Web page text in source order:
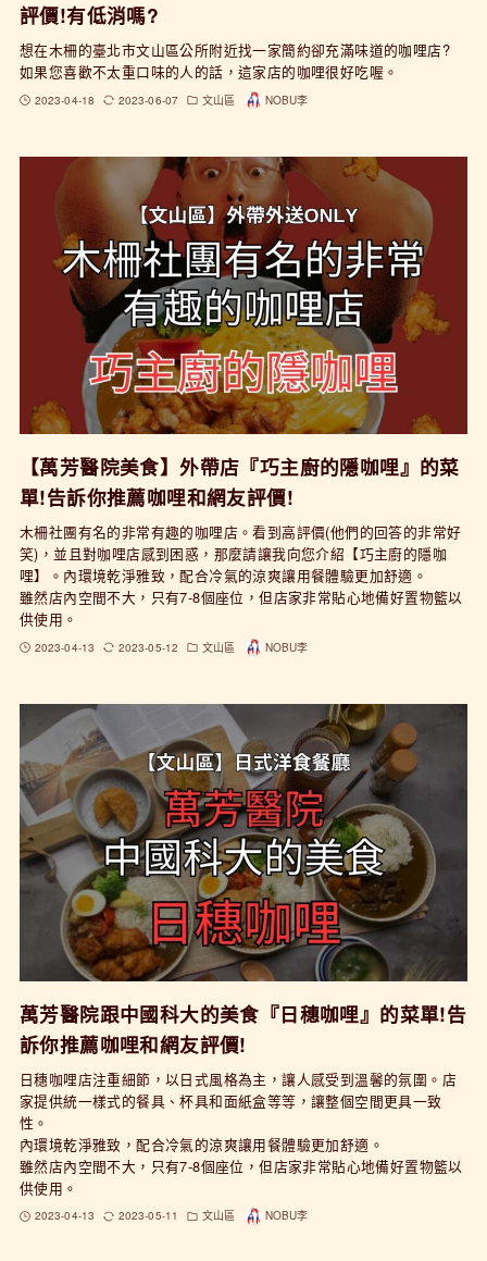
評價!有低消嗎?
想在木柵的臺北市文山區公所附近找一家簡約卻充滿味道的咖哩店?
如果您喜歡不太重口味的人的話，這家店的咖哩很好吃喔。
2023-04-18 2023-06-07 文山區 NOBU李
【萬芳醫院美食】外帶店『巧主廚的隱咖哩』的菜
單!告訴你推薦咖哩和網友評價!
木柵社團有名的非常有趣的咖哩店。看到高評價(他們的回答的非常好
笑)，並且對咖哩店感到困惑，那麼請讓我向您介紹【巧主廚的隱咖
哩】。內環境乾淨雅致，配合冷氣的涼爽讓用餐體驗更加舒適。
雖然店內空間不大，只有7-8個座位，但店家非常貼心地備好置物籃以
供使用。
2023-04-13 2023-05-12 文山區 NOBU李
萬芳醫院跟中國科大的美食『日穗咖哩』的菜單!告
訴你推薦咖哩和網友評價!
日穗咖哩店注重細節，以日式風格為主，讓人感受到溫馨的氛圍。店
家提供統一樣式的餐具、杯具和面紙盒等等，讓整個空間更具一致
性。
內環境乾淨雅致，配合冷氣的涼爽讓用餐體驗更加舒適。
雖然店內空間不大，只有7-8個座位，但店家非常貼心地備好置物籃以
供使用。
2023-04-13 2023-05-11 文山區 NOBU李